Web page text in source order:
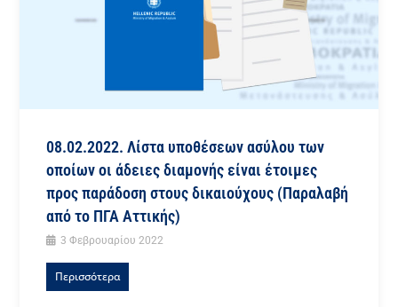
08.02.2022. Λίστα υποθέσεων ασύλου των
οποίων οι άδειες διαμονής είναι έτοιμες
προς παράδοση στους δικαιούχους (Παραλαβή
από το ΠΓΑ Αττικής)
3 Φεβρουαρίου 2022
Περισσότερα